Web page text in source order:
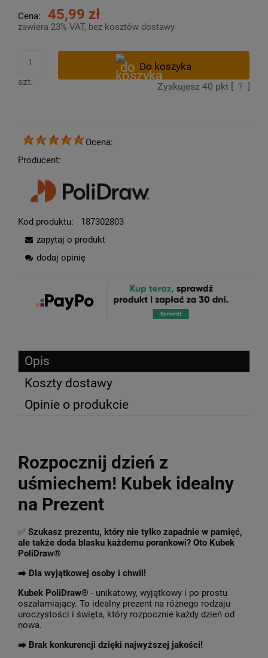
Cena: 45,99 zł
zawiera 23% VAT, bez kosztów dostawy
szt. Zyskujesz 40 pkt [ ? ]
Ocena:
Producent:
Kod produktu:
187302803
zapytaj o produkt
dodaj opinię
Opis
Koszty dostawy
Opinie o produkcie
Rozpocznij dzień z
uśmiechem! Kubek idealny
na Prezent
✅ Szukasz prezentu, który nie tylko zapadnie w pamięć,
ale także doda blasku każdemu porankowi? Oto Kubek
PoliDraw®
➡️ Dla wyjątkowej osoby i chwil!
Kubek PoliDraw® - unikatowy, wyjątkowy i po prostu
oszałamiający. To idealny prezent na różnego rodzaju
uroczystości i święta, który rozpocznie każdy dzień od
nowa.
➡️ Brak konkurencji dzięki najwyższej jakości!